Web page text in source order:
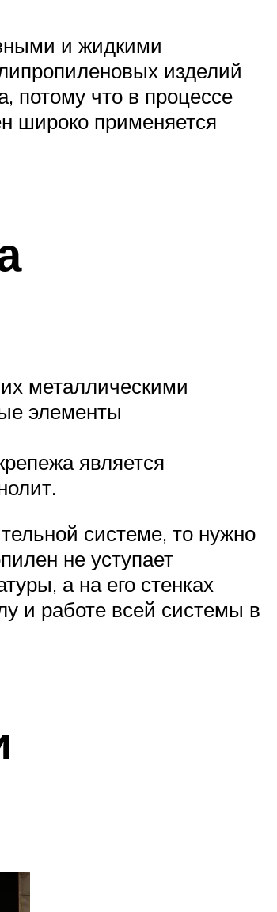
и жидкими
изделий
потому что в процессе
широко применяется
металлическими
элементы
является
системе, то нужно
не уступает
а на его стенках
и работе всей системы в